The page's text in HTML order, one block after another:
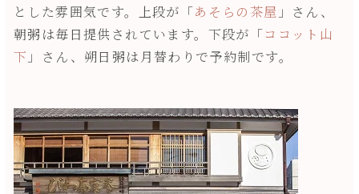
とした雰囲気です。上段が「あそらの茶屋 」さん、
朝粥は毎日提供されています。下段が「ココット山
下 」さん、朔日粥は月替わりで予約制です。